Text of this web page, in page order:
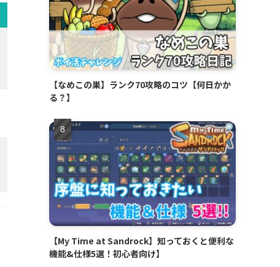
【なめこの巣】ランク70攻略のコツ【何日かか
る？】
【My Time at Sandrock】知っておくと便利な
機能&仕様5選！初心者向け】